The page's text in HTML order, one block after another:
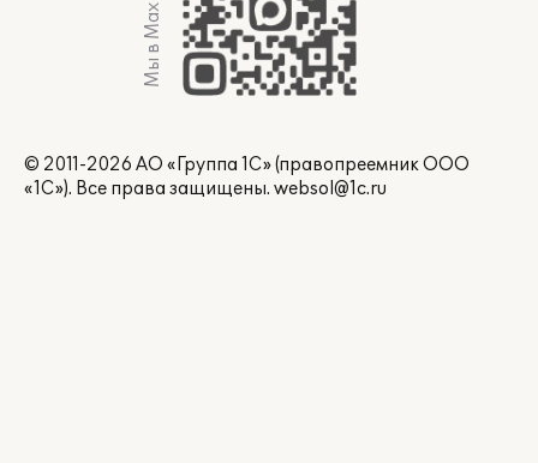
Мы в Max
© 2011-2026 АО «Группа 1С» (правопреемник ООО
«1С»). Все права защищены. websol@1c.ru